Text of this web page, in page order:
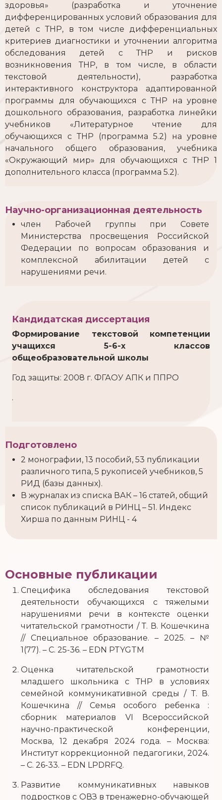
здоровья» (разработка и уточнение
дифференцированных условий образования для
детей с ТНР, в том числе дифференциальных
критериев диагностики и уточнении алгоритма
обследования детей с ТНР и рисков
возникновения ТНР, в том числе, в области
текстовой деятельности), разработка
интерактивного конструктора адаптированной
программы для обучающихся с ТНР на уровне
дошкольного образования, разработка линейки
учебников «Литературное чтение для
обучающихся с ТНР (программа 5.2) на уровне
начального общего образования, учебника
«Окружающий мир» для обучающихся с ТНР 1
дополнительного класса (программа 5.2).
Научно-организационная деятельность
член Рабочей группы при Совете
Министерства просвещения Российской
Федерации по вопросам образования и
комплексной абилитации детей с
нарушениями речи.
Кандидатская диссертация
Формирование текстовой компетенции
учащихся 5-6-х классов
общеобразовательной школы
Год защиты: 2008 г. ФГАОУ АПК и ППРО
.
Подготовлено
2 монографии, 13 пособий, 53 публикации
различного типа, 5 рукописей учебников, 5
РИД (базы данных).
В журналах из списка ВАК – 16 статей, общий
список публикаций в РИНЦ – 51. Индекс
Хирша по данным РИНЦ - 4
Основные публикации
Специфика обследования текстовой
деятельности обучающихся с тяжелыми
нарушениями речи в контексте оценки
читательской грамотности / Т. В. Кошечкина
// Специальное образование. – 2025. – №
1(77). – С. 25-36. – EDN PTYGTM
Оценка читательской грамотности
младшего школьника с ТНР в условиях
семейной коммуникативной среды / Т. В.
Кошечкина // Семья особого ребенка :
сборник материалов VI Всероссийской
научно-практической конференции,
Москва, 12 декабря 2024 года. – Москва:
Институт коррекционной педагогики, 2024.
– С. 26-33. – EDN LPDRFQ.
Развитие коммуникативных навыков
подростков с ОВЗ в тренажерно-обучающей